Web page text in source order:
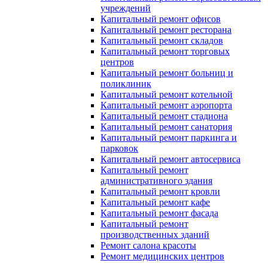
учреждений
Капитальный ремонт офисов
Капитальный ремонт ресторана
Капитальный ремонт складов
Капитальный ремонт торговых
центров
Капитальный ремонт больниц и
поликлиник
Капитальный ремонт котельной
Капитальный ремонт аэропорта
Капитальный ремонт стадиона
Капитальный ремонт санатория
Капитальный ремонт паркинга и
парковок
Капитальный ремонт автосервиса
Капитальный ремонт
административного здания
Капитальный ремонт кровли
Капитальный ремонт кафе
Капитальный ремонт фасада
Капитальный ремонт
производственных зданий
Ремонт салона красоты
Ремонт медицинских центров